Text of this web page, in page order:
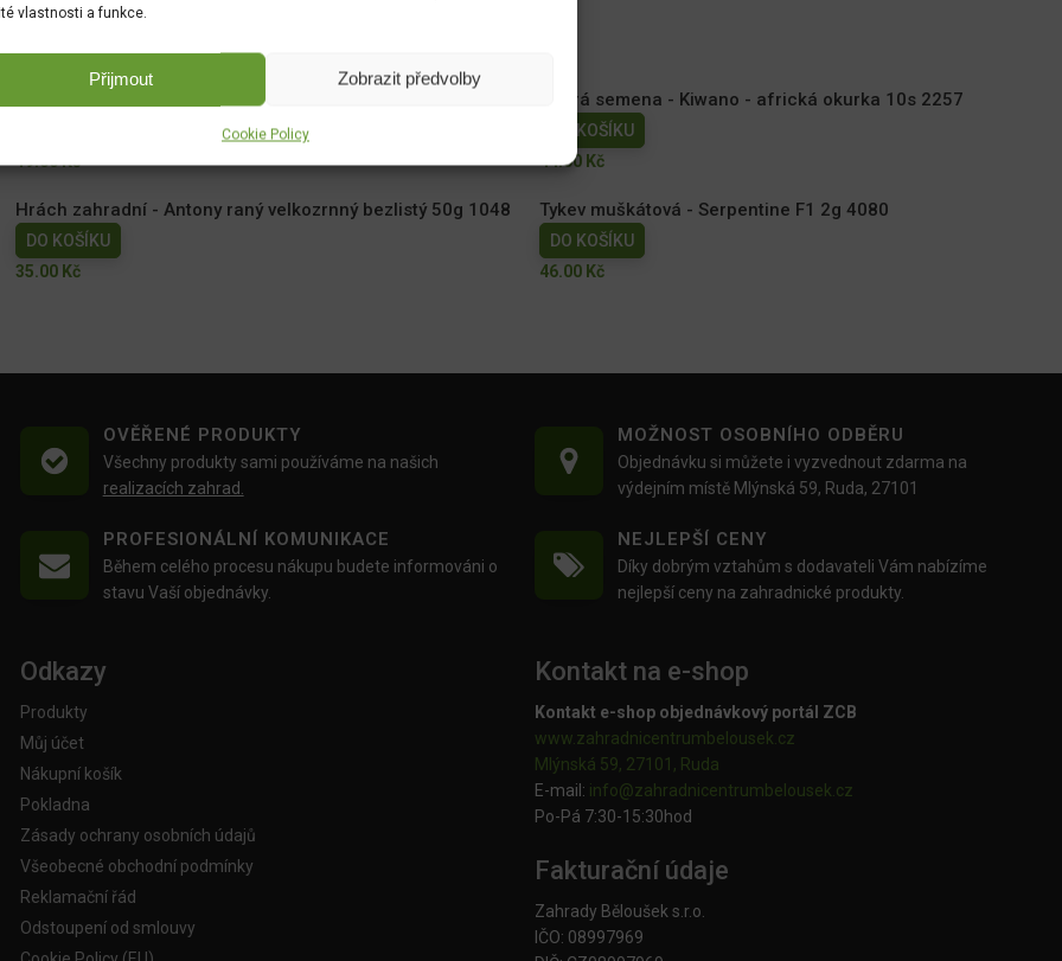
vlastnosti a funkce.
Přijmout Zobrazit předvolby
Cookie Policy
19.00Kč
Dobrá semena - Kiwano - africká okurka 10s 2257
DO KOŠÍKU
44.00 Kč
Hrách zahradní - Antony raný velkozrnný bezlistý 50g 1048
DO KOŠÍKU
35.00 Kč
Tykev muškátová - Serpentine F1 2g 4080
DO KOŠÍKU
46.00 Kč
OVĚŘENÉ PRODUKTY
Všechny produkty sami používáme na našich
realizacích zahrad.
MOŽNOST OSOBNÍHO ODBĚRU
Objednávku si můžete i vyzvednout zdarma na
výdejním místě Mlýnská 59, Ruda, 27101
PROFESIONÁLNÍ KOMUNIKACE
Během celého procesu nákupu budete informováni o
stavu Vaší objednávky.
NEJLEPŠÍ CENY
Díky dobrým vztahům s dodavateli Vám nabízíme
nejlepší ceny na zahradnické produkty.
Odkazy
Produkty
Můj účet
Nákupní košík
Pokladna
Zásady ochrany osobních údajů
Všeobecné obchodní podmínky
Reklamační řád
Odstoupení od smlouvy
Kontakt na e-shop
Kontakt e-shop objednávkový portál ZCB
www.zahradnicentrumbelousek.cz
Mlýnská 59, 27101, Ruda
E-mail: info@zahradnicentrumbelousek. cz
Po-Pá 7:30-15:30hod
Fakturační údaje
Zahrady Běloušek s.r.o.
IČO: 08997969